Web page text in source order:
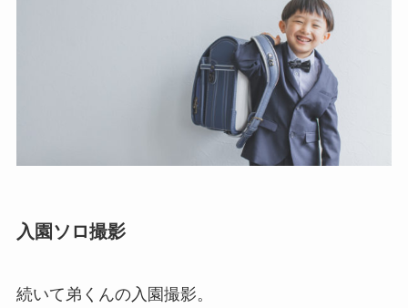
入園ソロ撮影
続いて弟くんの入園撮影。